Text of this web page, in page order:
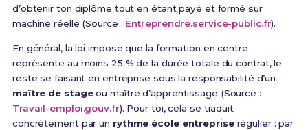
d’obtenir ton diplôme tout en étant payé et formé sur
machine réelle (Source : Entreprendre.service-public.fr).
En général, la loi impose que la formation en centre
représente au moins 25 % de la durée totale du contrat, le
reste se faisant en entreprise sous la responsabilité d’un
maître de stageou maître d’apprentissage (Source :
Travail-emploi.gouv.fr). Pour toi, cela se traduit
concrètement par un rythme école entrepriserégulier : par